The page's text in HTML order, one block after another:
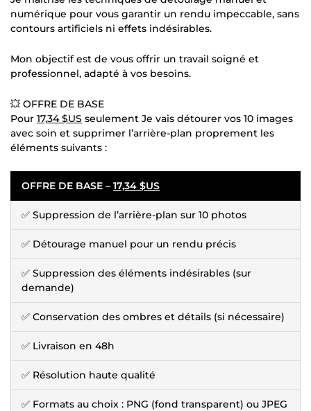
numérique pour vous garantir un rendu impeccable, sans
contours artificiels ni effets indésirables.
Mon objectif est de vous offrir un travail soigné et
professionnel, adapté à vos besoins.
💥 OFFRE DE BASE
Pour 17,34 $US seulement Je vais détourer vos 10 images
avec soin et supprimer l’arrière-plan proprement les
éléments suivants :
OFFRE DE BASE – 17,34 $US
✅ Suppression de l’arrière-plan sur 10 photos
✅ Détourage manuel pour un rendu précis
✅ Suppression des éléments indésirables (sur
demande)
✅ Conservation des ombres et détails (si nécessaire)
✅ Livraison en 48h
✅ Résolution haute qualité
✅ Formats au choix : PNG (fond transparent) ou JPEG